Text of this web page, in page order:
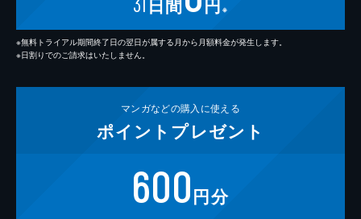
日間 円 ※
※無料トライアル期間終了日の翌日が属する月から月額料金が発生します。
※日割りでのご請求はいたしません。
マンガなどの購入に使える
ポイント プレゼント
600円分